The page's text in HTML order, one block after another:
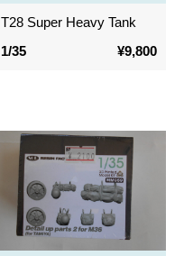
T28 Super Heavy Tank
1/35
¥9,800